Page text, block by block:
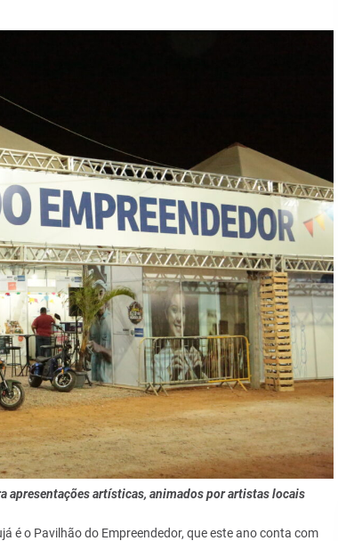
apresentações artísticas, animados por artistas locais
é o Pavilhão do Empreendedor, que este ano conta com